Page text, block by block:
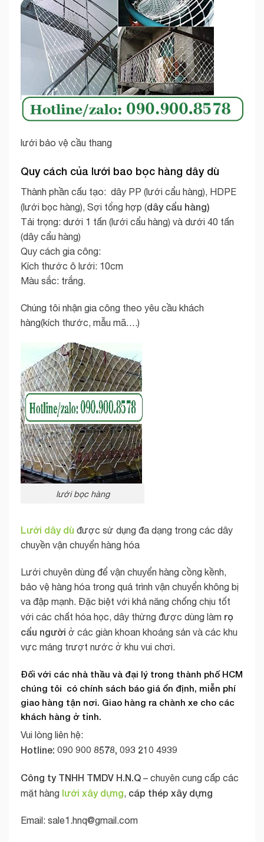
lưới bảo vệ cầu thang
Quy cách của lưới bao bọc hàng dây dù
Thành phần cấu tạo: dây PP (lưới cẩu hàng), HDPE
(lưới bọc hàng), Sợi tổng hợp (dây cẩu hàng)
Tải trọng: dưới 1 tấn (lưới cẩu hàng) và dưới 40 tấn
(dây cẩu hàng)
Quy cách gia công:
Kích thước ô lưới: 10cm
Màu sắc: trắng.
Chúng tôi nhận gia công theo yêu cầu khách
hàng(kích thước, mẫu mã….)
lưới bọc hàng
Lưới dây dù được sử dụng đa dạng trong các dây
chuyền vận chuyển hàng hóa
Lưới chuyên dùng để vận chuyển hàng cồng kềnh,
bảo vệ hàng hóa trong quá trình vận chuyển không bị
va đập mạnh. Đặc biệt với khả năng chống chịu tốt
với các chất hóa học, dây thừng được dùng làm rọ
cẩu người ở các giàn khoan khoáng sản và các khu
vực máng trượt nước ở khu vui chơi.
Đối với các nhà thầu và đại lý trong thành phố HCM
chúng tôi có chính sách báo giá ổn định, miễn phí
giao hàng tận nơi. Giao hàng ra chành xe cho các
khách hàng ở tỉnh.
Vui lòng liên hệ:
Hotline: 090 900 8578, 093 210 4939
Công ty TNHH TMDV H.N.Q – chuyên cung cấp các
mặt hàng lưới xây dựng, cáp thép xây dựng
Email: sale1.hnq@gmail.com